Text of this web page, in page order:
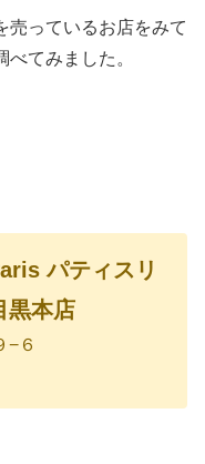
売っているお店をみて
てみました。
パティスリ
黒本店
−６